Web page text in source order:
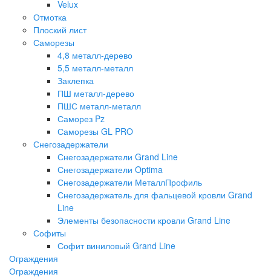
Velux
Отмотка
Плоский лист
Саморезы
4,8 металл-дерево
5,5 металл-металл
Заклепка
ПШ металл-дерево
ПШС металл-металл
Саморез Pz
Саморезы GL PRO
Снегозадержатели
Снегозадержатели Grand Line
Снегозадержатели Optima
Снегозадержатели МеталлПрофиль
Снегозадержатель для фальцевой кровли Grand
Line
Элементы безопасности кровли Grand Line
Софиты
Софит виниловый Grand Line
Ограждения
Ограждения